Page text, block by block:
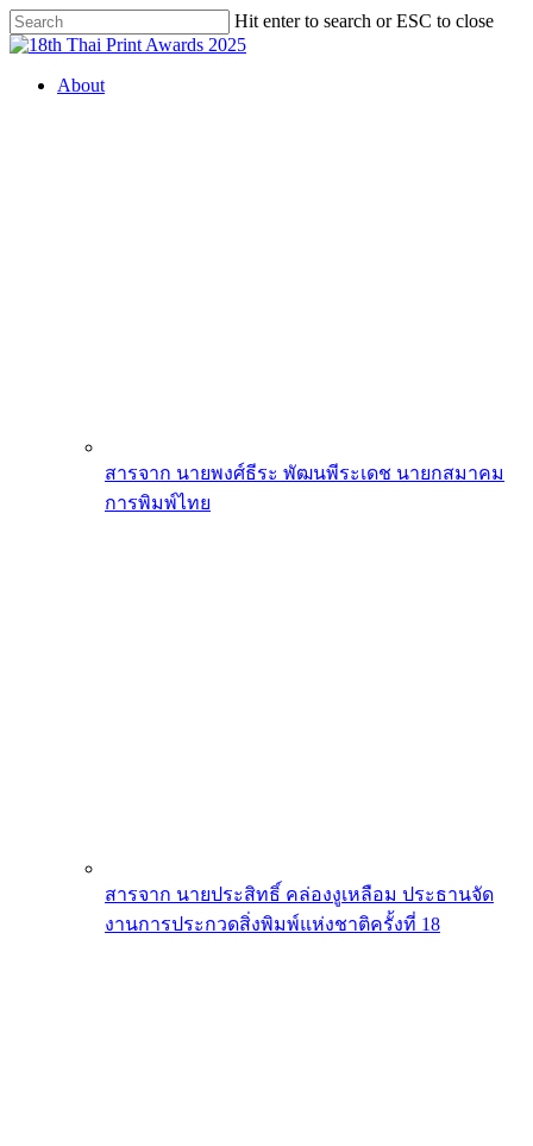
Skip
to
content
Hit enter to search or ESC to close
Close
search
Menu About
สารจาก นายพงศ์ธีระ พัฒนพีระเดช นายกสมาคม
การพิมพ์ไทย
สารจาก นายประสิทธิ์ คล่องงูเหลือม ประธานจัด
งานการประกวดสิ่งพิมพ์แห่งชาติครั้งที่ 18